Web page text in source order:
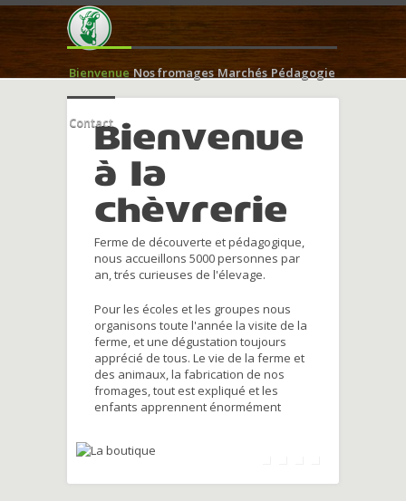
Bienvenue Nos fromages Marchés Pédagogie
ContactBienvenue
à la
chèvrerie
Ferme de découverte et pédagogique,
nous accueillons 5000 personnes par
an, trés curieuses de l'élevage.
Pour les écoles et les groupes nous
organisons toute l'année la visite de la
ferme, et une dégustation toujours
apprécié de tous. Le vie de la ferme et
des animaux, la fabrication de nos
fromages, tout est expliqué et les
enfants apprennent énormément